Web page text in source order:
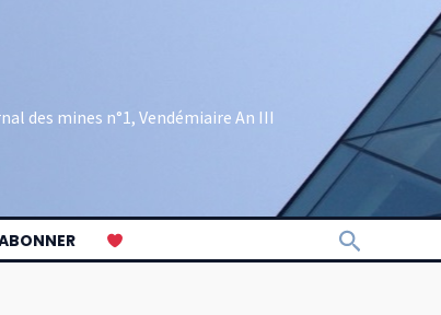
des mines n°1, Vendémiaire An III